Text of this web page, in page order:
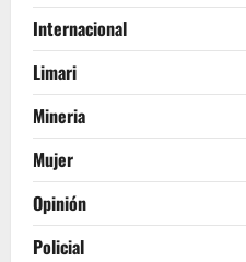
Internacional
Limari
Mineria
Mujer
Opinión
Policial